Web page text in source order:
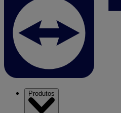
Produtos